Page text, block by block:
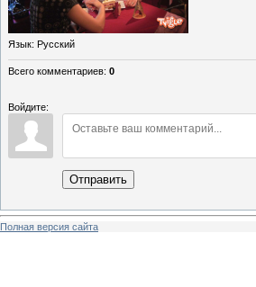
Язык: Русский
Всего комментариев: 0
Войдите:
Отправить
Полная версия сайта